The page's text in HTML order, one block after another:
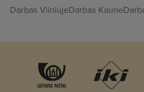
Darbas VilniujeDarbas Kaune